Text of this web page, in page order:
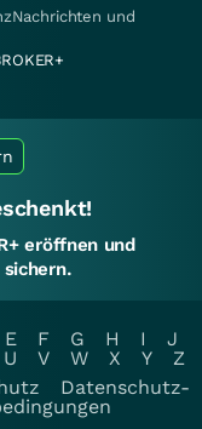
und
eröffnen und
E F G H I
J
U V W X Y
Z
Datenschutz-